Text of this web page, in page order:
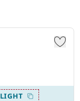
LIGHT